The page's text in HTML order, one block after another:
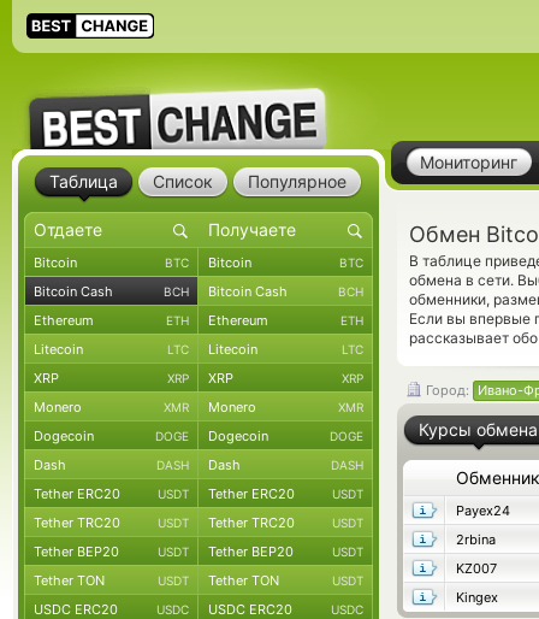
Мониторинг
Обмен
В таблице
обмена в сети.
обменники,
Если вы впервые
рассказывает
Город: Ивано-
Курсы обмена
Обменник
Payex24
2rbina
KZ007
Kingex
Таблица Список Популярное
Bitcoin BTC Bitcoin BTC
Bitcoin Cash BCH Bitcoin Cash BCH
Ethereum ETH Ethereum ETH
Litecoin LTC Litecoin LTC
XRP XRP XRP XRP
Monero XMR Monero XMR
Dogecoin DOGE Dogecoin DOGE
Dash DASH Dash DASH
Tether ERC20 USDT Tether ERC20 USDT
Tether TRC20 USDT Tether TRC20 USDT
Tether BEP20 USDT Tether BEP20 USDT
Tether TON USDT Tether TON USDT
USDC ERC20 USDC USDC ERC20 USDC